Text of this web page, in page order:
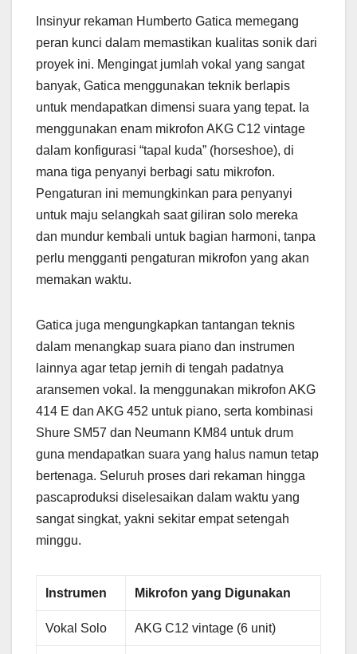
Insinyur rekaman Humberto Gatica memegang
peran kunci dalam memastikan kualitas sonik dari
proyek ini. Mengingat jumlah vokal yang sangat
banyak, Gatica menggunakan teknik berlapis
untuk mendapatkan dimensi suara yang tepat. Ia
menggunakan enam mikrofon AKG C12 vintage
dalam konfigurasi “tapal kuda” (horseshoe), di
mana tiga penyanyi berbagi satu mikrofon.
Pengaturan ini memungkinkan para penyanyi
untuk maju selangkah saat giliran solo mereka
dan mundur kembali untuk bagian harmoni, tanpa
perlu mengganti pengaturan mikrofon yang akan
memakan waktu.
Gatica juga mengungkapkan tantangan teknis
dalam menangkap suara piano dan instrumen
lainnya agar tetap jernih di tengah padatnya
aransemen vokal. Ia menggunakan mikrofon AKG
414 E dan AKG 452 untuk piano, serta kombinasi
Shure SM57 dan Neumann KM84 untuk drum
guna mendapatkan suara yang halus namun tetap
bertenaga. Seluruh proses dari rekaman hingga
pascaproduksi diselesaikan dalam waktu yang
sangat singkat, yakni sekitar empat setengah
minggu.
Instrumen Mikrofon yang Digunakan
Vokal Solo AKG C12 vintage (6 unit)